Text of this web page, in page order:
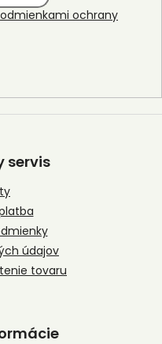
ochrany
servis
údajov
tovaru